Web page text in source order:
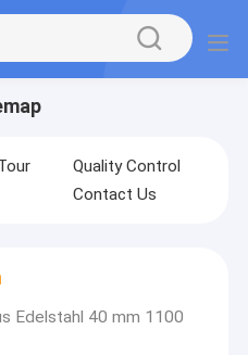
Quality Control
Contact Us
Edelstahl 40 mm 1100